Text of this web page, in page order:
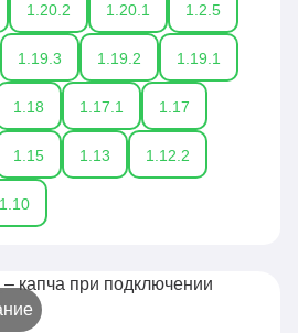
1.20.2 1.20.1 1.2.5
1.19.3 1.19.2 1.19.1
1.18 1.17.1 1.17
1.15 1.13 1.12.2
1.10